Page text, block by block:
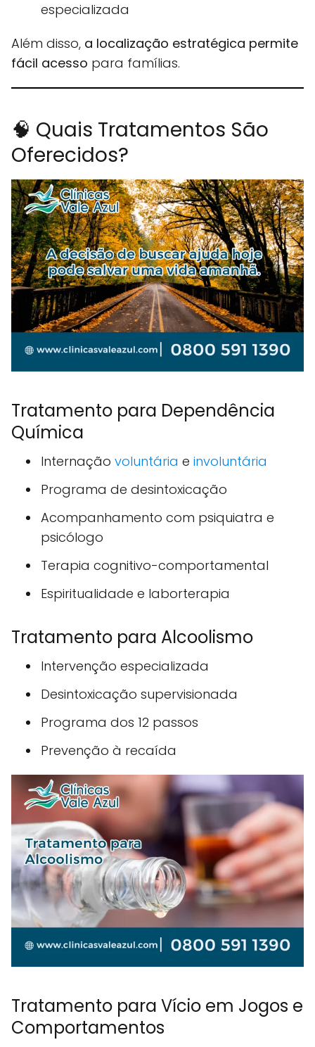
especializada
Além disso, a localização estratégica permite
fácil acesso para famílias.
🧠 Quais Tratamentos São
Oferecidos?
Tratamento para Dependência
Química
Internação voluntária e involuntária
Programa de desintoxicação
Acompanhamento com psiquiatra e
psicólogo
Terapia cognitivo-comportamental
Espiritualidade e laborterapia
Tratamento para Alcoolismo
Intervenção especializada
Desintoxicação supervisionada
Programa dos 12 passos
Prevenção à recaída
Tratamento para Vício em Jogos e
Comportamentos